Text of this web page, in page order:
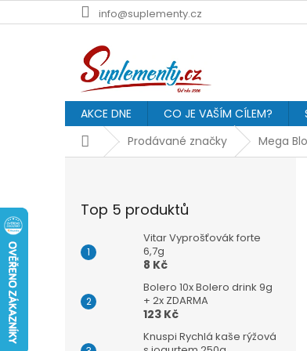
na
info@suplementy.cz
AKCE DNE CO JE VAŠÍM CÍLEM?
DomůProdávané značky Mega
Top 5 produktů
Vitar Vyprošťovák forte
6,7g
8 Kč
Bolero 10x Bolero drink 9g
+ 2x ZDARMA
123 Kč
Knuspi Rychlá kaše rýžová